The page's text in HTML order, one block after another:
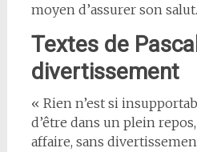
moyen d’assurer son salut.
Textes de
divertissement
« Rien n’est si
d’être dans un plein
affaire, sans